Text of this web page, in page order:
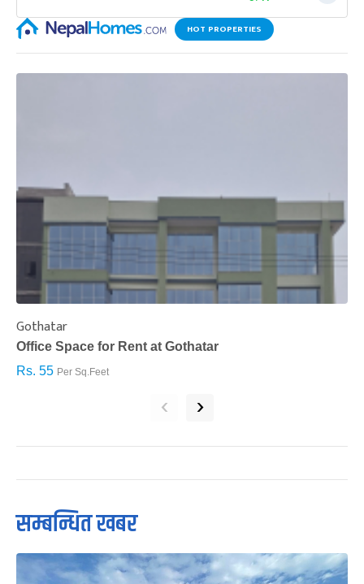
HOT PROPERTIES
Gothatar
Office Space for Rent at Gothatar
Rs. 55 Per Sq.Feet
‹ ›
सम्बन्धित खबर